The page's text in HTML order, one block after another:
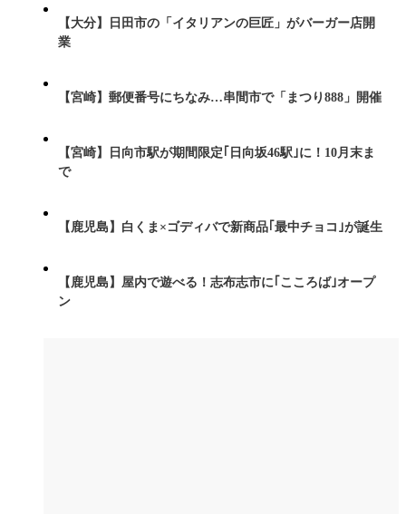
【大分】日田市の「イタリアンの巨匠」がバーガー店開
業
【宮崎】郵便番号にちなみ…串間市で「まつり888」開催
【宮崎】日向市駅が期間限定｢日向坂46駅｣に！10月末ま
で
【鹿児島】白くま×ゴディバで新商品｢最中チョコ｣が誕生
【鹿児島】屋内で遊べる！志布志市に｢こころば｣オープ
ン